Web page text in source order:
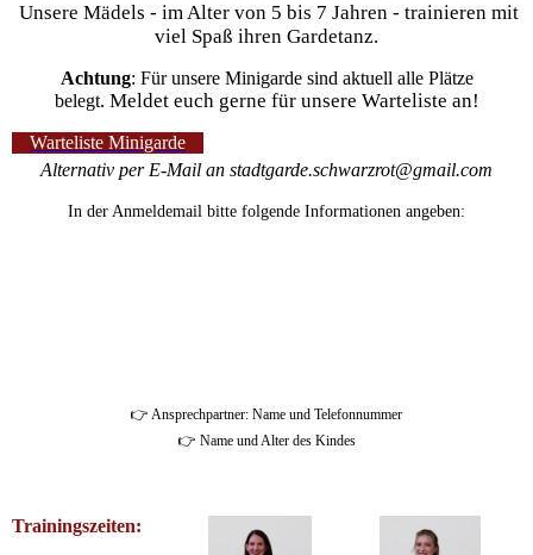
Unsere Mädels - im Alter von 5 bis 7 Jahren - trainieren mit
viel Spaß ihren Gardetanz.
Achtung: Für unsere Minigarde sind aktuell alle Plätze
belegt. Meldet euch gerne für unsere Warteliste an!
Warteliste Minigarde
Alternativ per E-Mail an stadtgarde.schwarzrot@gmail.com
In der Anmeldemail bitte folgende Informationen angeben:
👉 Ansprechpartner: Name und Telefonnummer
👉 Name und Alter des Kindes
Trainingszeiten: